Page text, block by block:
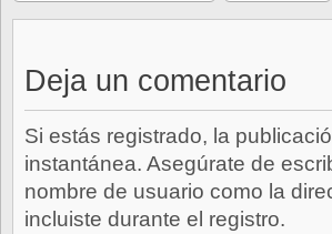
Deja un comentario
Si estás registrado, la
instantánea. Asegúrate de
nombre de usuario como la
incluiste durante el registro.